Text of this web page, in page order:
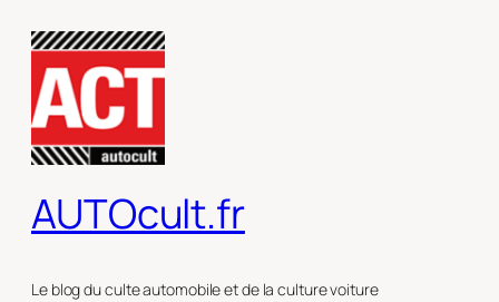
contenu
AUTOcult.fr
Le blog du culte automobile et de la culture voiture